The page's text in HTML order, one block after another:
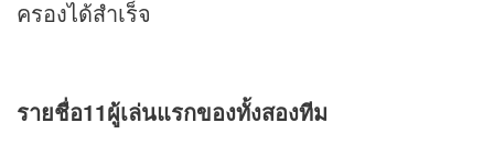
ครองได้สำเร็จ
รายชื่อ11ผู้เล่นแรกของทั้งสองทีม